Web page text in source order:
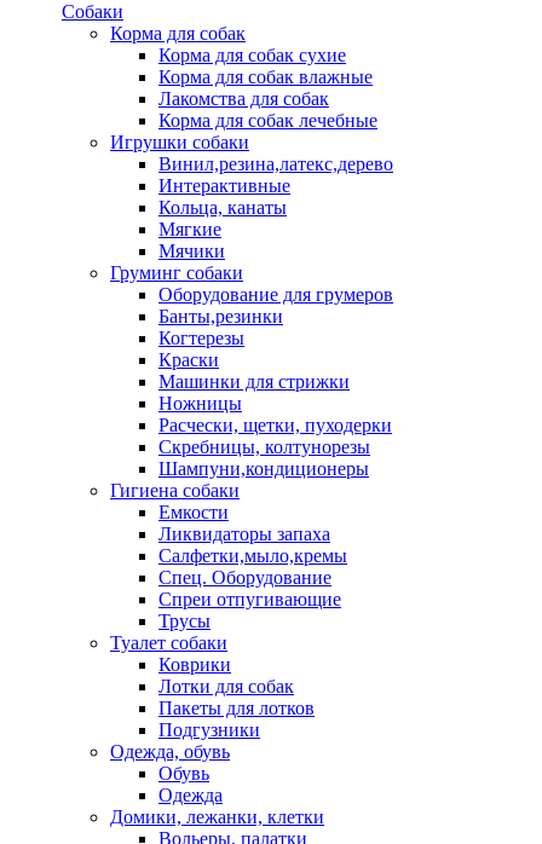
Собаки
Корма для собак
Корма для собак сухие
Корма для собак влажные
Лакомства для собак
Корма для собак лечебные
Игрушки собаки
Винил,резина,латекс,дерево
Интерактивные
Кольца, канаты
Мягкие
Мячики
Груминг собаки
Оборудование для грумеров
Банты,резинки
Когтерезы
Краски
Машинки для стрижки
Ножницы
Расчески, щетки, пуходерки
Скребницы, колтунорезы
Шампуни,кондиционеры
Гигиена собаки
Емкости
Ликвидаторы запаха
Салфетки,мыло,кремы
Спец. Оборудование
Спреи отпугивающие
Трусы
Туалет собаки
Коврики
Лотки для собак
Пакеты для лотков
Подгузники
Одежда, обувь
Обувь
Одежда
Домики, лежанки, клетки
Вольеры, палатки